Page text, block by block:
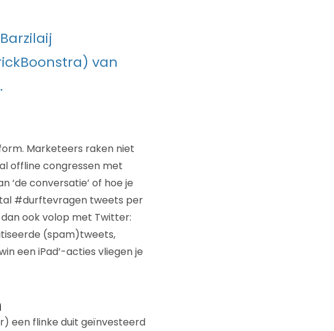
van
.
Marketeers raken niet
offline congressen met
‘de conversatie’ of hoe je
#durftevragen tweets per
ook volop met Twitter:
(spam)tweets,
een iPad’-acties vliegen je
een flinke duit geïnvesteerd